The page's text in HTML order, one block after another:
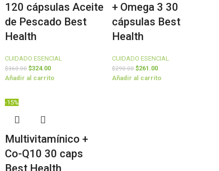
120 cápsulas Aceite
de Pescado Best
Health
CUIDADO ESENCIAL
$360.00 $324.00
Añadir al carrito
+ Omega 3 30
cápsulas Best
Health
CUIDADO ESENCIAL
$290.00 $261.00
Añadir al carrito
-15%
Multivitamínico +
Co-Q10 30 caps
Best Health